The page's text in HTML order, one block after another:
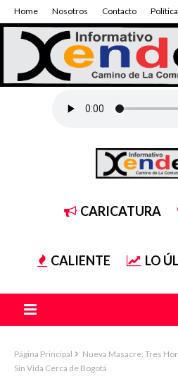
Home Nosotros Contacto
CARICATURA
CALIENTE LO
Página Principal
Nueva Masacre: Tres
Sin Vida Cerca de Bogotá